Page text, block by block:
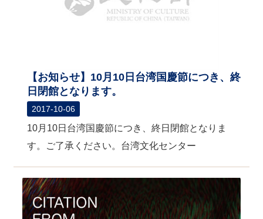
【お知らせ】10月10日台湾国慶節につき、終
日閉館となります。
2017-10-06
10月10日台湾国慶節につき、終日閉館となりま
す。ご了承ください。台湾文化センター